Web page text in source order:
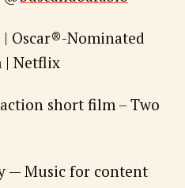
| Oscar®-Nominated
| Netflix
short film – Two
— Music for content